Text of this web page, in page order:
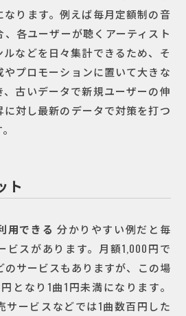
ります。例えば毎月定額制の音
各ユーザーが聴くアーティスト
などを日々集計できるため、そ
プロモーションに置いて大きな
古いデータで新規ユーザーの伸
対し最新のデータで対策を打つ
ト
用できる 分かりやすい例だと毎
ビスがあります。月額1,000円で
のサービスもありますが、この場
となり1曲1円未満になります。
サービスなどでは1曲数百円した